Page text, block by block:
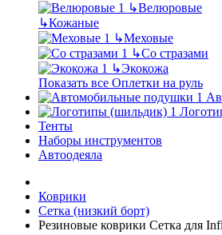
↳Велюровые
↳Кожаные
↳Меховые
↳Со стразами
↳Экокожа
Показать все Оплетки на руль
Тенты
Наборы инструментов
Автоодеяла
Коврики
Сетка (низкий борт)
Резиновые коврики Сетка для